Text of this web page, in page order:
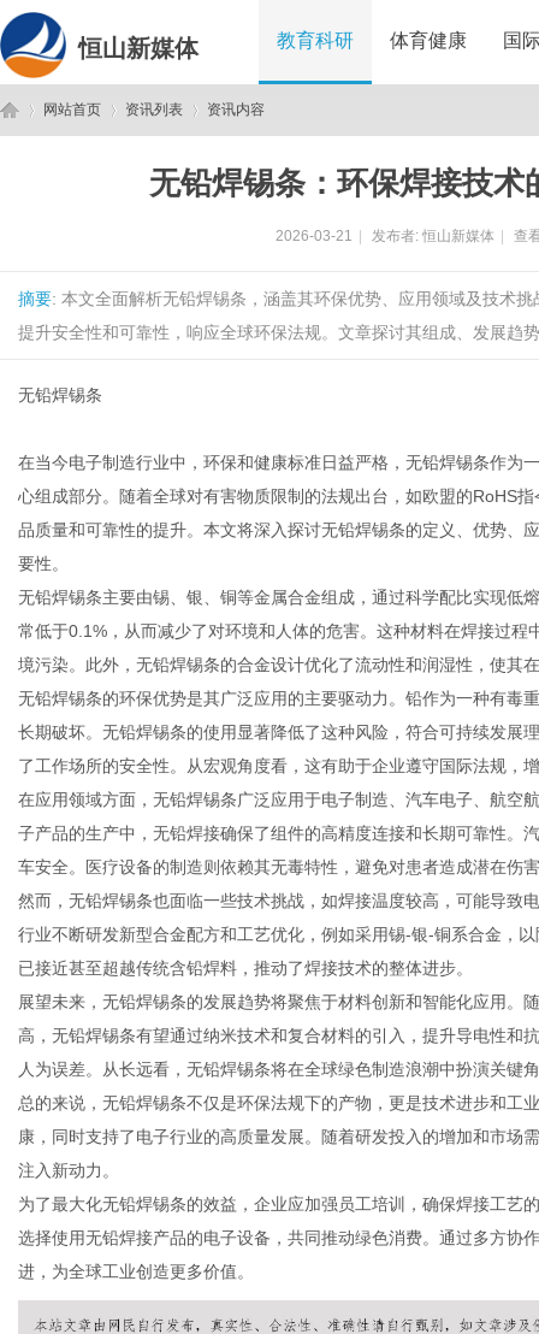
恒山新媒体 教育科研 体育健康 国
网站首页 资讯列表 资讯内容
无铅焊锡条：环保焊接技
2026-03-21 发布者: 恒山新媒体 查
摘要: 本文全面解析无铅焊锡条，涵盖其环保优势、应用领域及技术
提升安全性和可靠性，响应全球环保法规。文章探讨其组成、发展趋
无铅焊锡条
在当今电子制造行业中，环保和健康标准日益严格，无铅焊锡条作为
心组成部分。随着全球对有害物质限制的法规出台，如欧盟的RoHS
品质量和可靠性的提升。本文将深入探讨无铅焊锡条的定义、优势、
要性。
无铅焊锡条主要由锡、银、铜等金属合金组成，通过科学配比实现低
常低于0.1%，从而减少了对环境和人体的危害。这种材料在焊接过
境污染。此外，无铅焊锡条的合金设计优化了流动性和润湿性，使其
无铅焊锡条的环保优势是其广泛应用的主要驱动力。铅作为一种有毒
长期破坏。无铅焊锡条的使用显著降低了这种风险，符合可持续发展
了工作场所的安全性。从宏观角度看，这有助于企业遵守国际法规，
在应用领域方面，无铅焊锡条广泛应用于电子制造、汽车电子、航空
子产品的生产中，无铅焊接确保了组件的高精度连接和长期可靠性。
车安全。医疗设备的制造则依赖其无毒特性，避免对患者造成潜在伤
然而，无铅焊锡条也面临一些技术挑战，如焊接温度较高，可能导致
行业不断研发新型合金配方和工艺优化，例如采用锡-银-铜系合金，
已接近甚至超越传统含铅焊料，推动了焊接技术的整体进步。
展望未来，无铅焊锡条的发展趋势将聚焦于材料创新和智能化应用。
高，无铅焊锡条有望通过纳米技术和复合材料的引入，提升导电性和
人为误差。从长远看，无铅焊锡条将在全球绿色制造浪潮中扮演关键
总的来说，无铅焊锡条不仅是环保法规下的产物，更是技术进步和工
康，同时支持了电子行业的高质量发展。随着研发投入的增加和市场
注入新动力。
为了最大化无铅焊锡条的效益，企业应加强员工培训，确保焊接工艺
选择使用无铅焊接产品的电子设备，共同推动绿色消费。通过多方协
进，为全球工业创造更多价值。